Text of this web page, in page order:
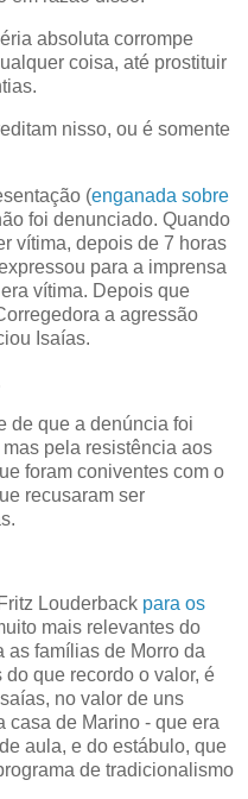
absoluta corrompe
coisa, até prostituir
nisso, ou é somente
(enganada sobre
foi denunciado. Quando
vítima, depois de 7 horas
para a imprensa
vítima. Depois que
a agressão
Isaías.
de que a denúncia foi
pela resistência aos
foram coniventes com o
recusaram ser
Louderback para os
mais relevantes do
as famílias de Morro da
que recordo o valor, é
no valor de uns
casa de Marino - que era
aula, e do estábulo, que
de tradicionalismo